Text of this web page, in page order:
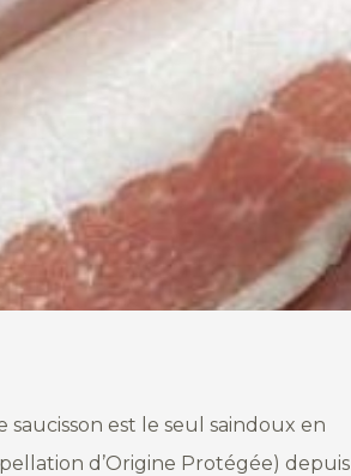
saucisson est le seul saindoux en
d’Origine Protégée) depuis